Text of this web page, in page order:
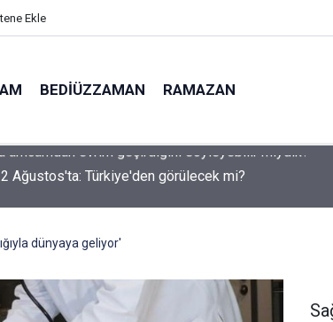
Ekle
BEDIÜZZAMAN RAMAZAN
Ağustos'ta: Türkiye'den görülecek mi?
dünyaya geliyor'